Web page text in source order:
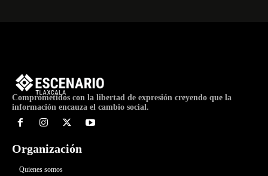
Comprometidos con la libertad de expresión creyendo que la
información encauza el cambio social.
Organización
Quienes somos